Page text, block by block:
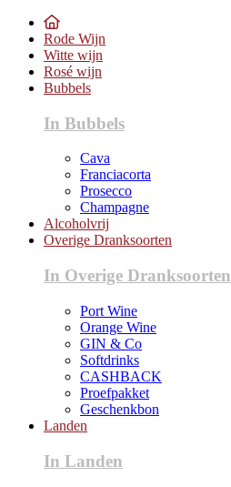
Rode Wijn
Witte wijn
Rosé wijn
Bubbels
In Bubbels
Cava
Franciacorta
Prosecco
Champagne
Alcoholvrij
Overige Dranksoorten
In Overige Dranksoorten
Port Wine
Orange Wine
GIN & Co
Softdrinks
CASHBACK
Proefpakket
Geschenkbon
Landen
In Landen